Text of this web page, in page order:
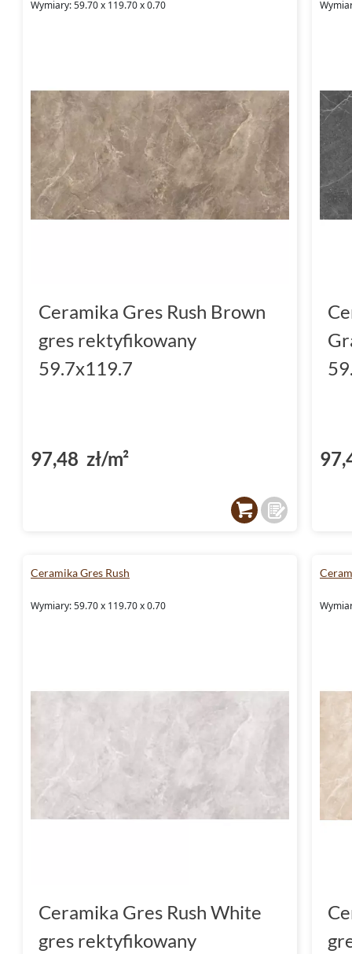
Wymiary: 59.70 x 119.70 x 0.70
Ceramika Gres Rush Brown
gres rektyfikowany
59.7x119.7
97,48 zł/m²
Ceramika Gres Rush
Wymiary: 59.70 x 119.70 x 0.70
Ceramika Gres Rush White
gres rektyfikowany